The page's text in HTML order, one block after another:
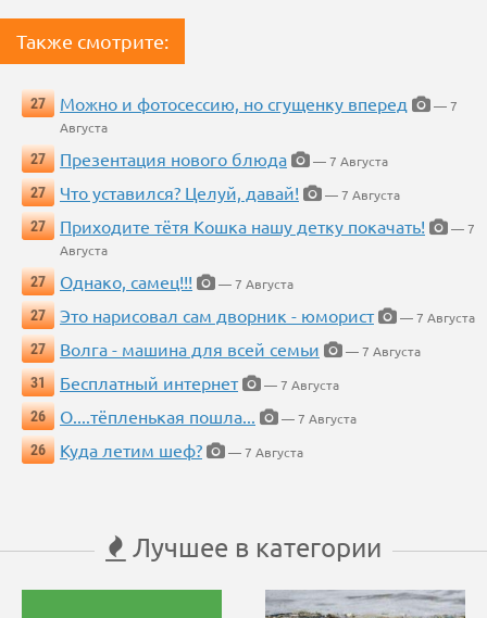
Также смотрите:
27 Можно и фотосессию, но сгущенку вперед
— 7
Августа
27
Презентация нового блюда
— 7 Августа
27
Что уставился? Целуй, давай!
— 7 Августа
27
Приходите тётя Кошка нашу детку покачать!
— 7
Августа
27
Однако, самец!!!
— 7 Августа
27
Это нарисовал сам дворник - юморист
— 7 Августа
27
Волга - машина для всей семьи
— 7 Августа
31
Бесплатный интернет
— 7 Августа
26
О....тёпленькая пошла...
— 7 Августа
26
Куда летим шеф? — 7 Августа
Лучшее в категории